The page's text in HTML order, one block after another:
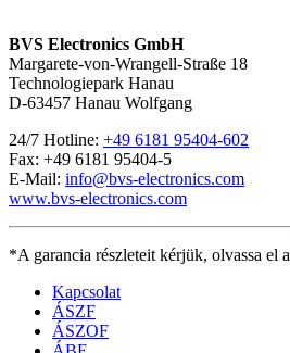
BVS Electronics GmbH
Margarete-von-Wrangell-Straße 18
Technologiepark Hanau
D-63457 Hanau Wolfgang
24/7 Hotline: +49 6181 95404-602
Fax: +49 6181 95404-5
E-Mail: info@bvs-electronics.com
www.bvs-electronics.com
*A garancia részleteit kérjük, olvassa el a
Kapcsolat
ÁSZF
ÁSZOF